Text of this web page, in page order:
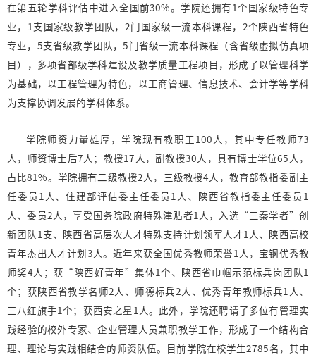
在第五轮学科评估中进入全国前30%。学院还拥有1个国家级特色专
业，1支国家级教学团队，2门国家级一流本科课程，2个陕西省特色
专业，5支省级教学团队，5门省级一流本科课程（含省级虚拟仿真项
目），多项省部级学科建设及教学质量工程项目，形成了以管理科学
为基础，以工程管理为特色，以工商管理、信息技术、会计学等学科
为支撑协调发展的学科体系。
学院师资力量雄厚，学院现有教职工100人，其中专任教师73
人，师资博士后7人；教授17人，副教授30人，具有博士学位65人，
占比81%。学院拥有二级教授2人，三级教授4人，教育部教指委副主
任委员1人、住建部评估委主任委员1人、陕西省教指委主任委员1
人、委员2人，享受国务院政府特殊津贴者1人，入选“三秦学者”创
新团队1支、陕西省高层次人才特殊支持计划领军人才1人、陕西高校
青年杰出人才计划3人。近年来获全国优秀教师荣誉1人，宝钢优秀教
师奖4人；获“陕西好青年”集体1个、陕西省巾帼示范标兵岗团队1
个；获陕西省教学名师2人、师德标兵2人、优秀青年教师标兵1人、
三八红旗手1个；获西安之星1人。此外，学院还聘请了多位有管理实
践经验的校外专家、企业管理人员兼职教学工作，形成了一个结构合
理、理论与实践相结合的师资队伍。目前学院在校学生2785名，其中